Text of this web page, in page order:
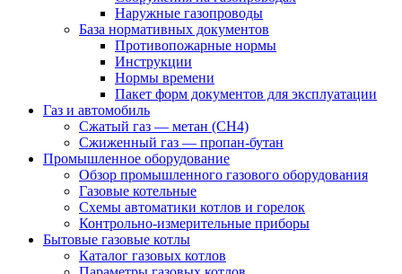
Наружные газопроводы
База нормативных документов
Противопожарные нормы
Инструкции
Нормы времени
Пакет форм документов для эксплуатации
Газ и автомобиль
Сжатый газ — метан (CH4)
Сжиженный газ — пропан-бутан
Промышленное оборудование
Обзор промышленного газового оборудования
Газовые котельные
Схемы автоматики котлов и горелок
Контрольно-измерительные приборы
Бытовые газовые котлы
Каталог газовых котлов